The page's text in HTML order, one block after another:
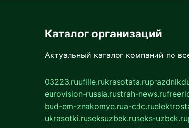
Каталог организаций
Актуальный каталог компаний по
03223.ruufille.rukrasotata.ru
eurovision-russia.rustrah-news.ru
bud-em-znakomye.rua-cdc.ru
ukrasotki.ruseksuzbek.ruseks-uzbek.ru